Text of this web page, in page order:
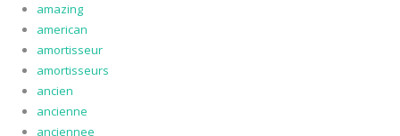
amazing
american
amortisseur
amortisseurs
ancien
ancienne
anciennee